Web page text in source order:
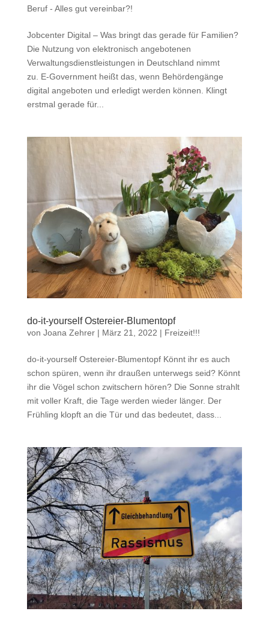
Beruf - Alles gut vereinbar?!
Jobcenter Digital – Was bringt das gerade für Familien?
Die Nutzung von elektronisch angebotenen
Verwaltungsdienstleistungen in Deutschland nimmt
zu. E-Government heißt das, wenn Behördengänge
digital angeboten und erledigt werden können. Klingt
erstmal gerade für...
do-it-yourself Ostereier-Blumentopf
von Joana Zehrer| März 21, 2022 | Freizeit!!!
do-it-yourself Ostereier-Blumentopf Könnt ihr es auch
schon spüren, wenn ihr draußen unterwegs seid? Könnt
ihr die Vögel schon zwitschern hören? Die Sonne strahlt
mit voller Kraft, die Tage werden wieder länger. Der
Frühling klopft an die Tür und das bedeutet, dass...